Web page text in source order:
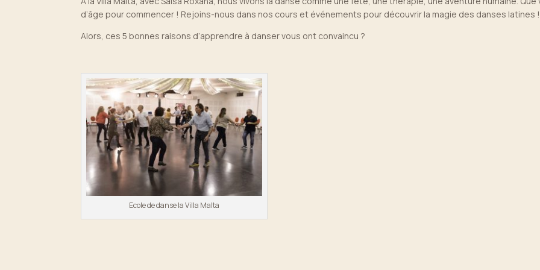
d’âge pour commencer ! Rejoins-nous dans nos cours et événements pour découvrir la magie des danses latines !
Alors, ces 5 bonnes raisons d’apprendre à danser vous ont convaincu ?
Ecole de danse la Villa Malta